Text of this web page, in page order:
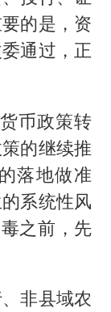
的是，资
通过，正
币政策转
的继续推
落地做准
系统性风
之前，先
非县域农